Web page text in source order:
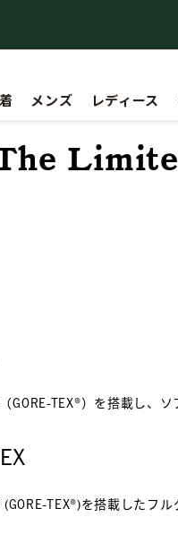
メンズ レディース
GORE-TEX®︎）を搭載し、
(GORE-TEX®︎)を搭載したフ